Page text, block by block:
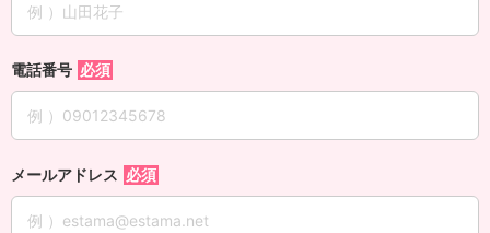
電話番号
メールアドレス